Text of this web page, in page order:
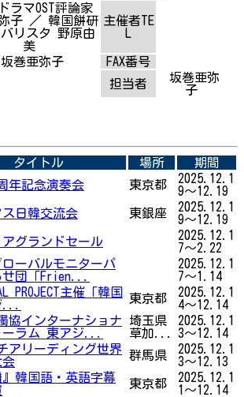
ラマOST評論家
子 ／ 韓国餅研
リスタ 野原由
美
主催者TE
坂巻亜弥子
FAX番号
担当者
坂巻亜弥
子
タイトル 場所
期間
年記念演奏会
東京都
2025.12.1
9～12.19
ス日韓交流会
東銀座
2025.12.1
9～12.19
アグランドセール
2025.12.1
7～2.22
ローバルモニターパ
せ団「Frien...
2025.12.1
7～1.14
PROJECT主催「韓国
...
東京都
2025.12.1
4～12.14
協インターナショナ
ーラム 東アジ...
埼玉県
草加...
2025.12.1
3～12.14
アリーディング世界
会
群馬県
2025.12.1
3～12.13
』韓国語・英語字幕
東京都
2025.12.1
1～12.14